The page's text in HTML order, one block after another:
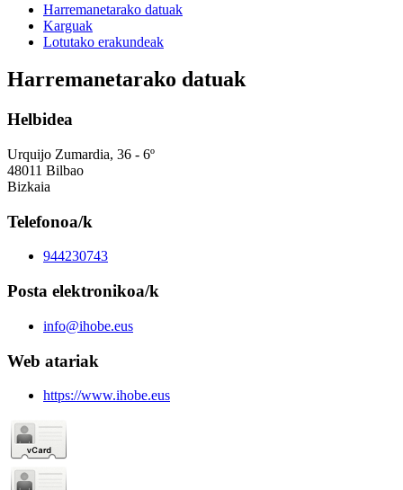
Harremanetarako datuak
Karguak
Lotutako erakundeak
Harremanetarako datuak
Helbidea
Urquijo Zumardia, 36 - 6º
48011 Bilbao
Bizkaia
Telefonoa/k
944230743
Posta elektronikoa/k
info@ihobe.eus
Web atariak
https://www.ihobe.eus